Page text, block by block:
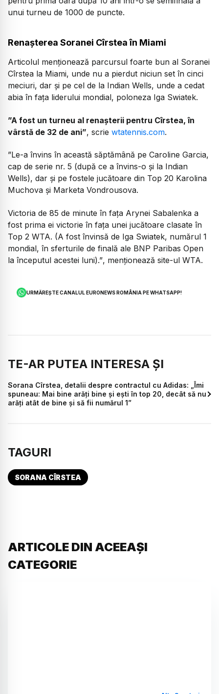
unui turneu de 1000 de puncte.
Renașterea Soranei Cîrstea în Miami
Articolul menționează parcursul foarte bun al Soranei
Cîrstea la Miami, unde nu a pierdut niciun set în cinci
meciuri, dar și pe cel de la Indian Wells, unde a cedat
abia în fața liderului mondial, poloneza Iga Swiatek.
”A fost un turneu al renașterii pentru Cîrstea, în
vârstă de 32 de ani”, scrie wtatennis.com.
”Le-a învins în această săptămână pe Caroline Garcia,
cap de serie nr. 5 (după ce a învins-o și la Indian
Wells), dar și pe fostele jucătoare din Top 20 Karolina
Muchova și Marketa Vondrousova.
Victoria de 85 de minute în fața Arynei Sabalenka a
fost prima ei victorie în fața unei jucătoare clasate în
Top 2 WTA. (A fost învinsă de Iga Swiatek, numărul 1
mondial, în sferturile de finală ale BNP Paribas Open
la începutul acestei luni).”, menționează site-ul WTA.
URMĂREȘTE CANALUL EURONEWS ROMÂNIA PE WHATSAPP!
TE-AR PUTEA INTERESA ȘI
Sorana Cîrstea, detalii despre contractul cu Adidas: „Îmi
spuneau: Mai bine arăți bine și ești în top 20, decât să nu
arăți atât de bine și să fii numărul 1”
TAGURI
SORANA CÎRSTEA
ARTICOLE DIN ACEEAȘI
CATEGORIE